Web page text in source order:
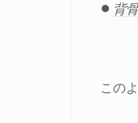
背
この